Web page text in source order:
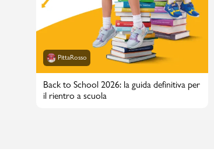
PittaRosso
Back to School 2026: la guida definitiva per
il rientro a scuola